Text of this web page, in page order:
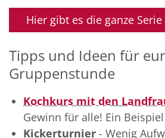
Hier gibt es die ganze
Tipps und Ideen für
Gruppenstunde
Kochkurs mit den
Gewinn für alle! Ein
Kickerturnier - Wenig